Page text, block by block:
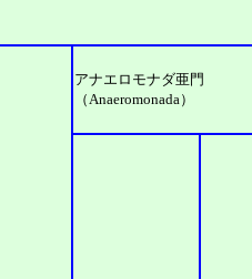
アナエロモナダ亜門
（Anaeromonada）